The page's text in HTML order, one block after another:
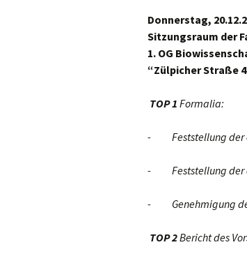
Donnerstag,
Sitzungsraum der
1. OG
“Zülpicher Straße
TOP 1 Formalia:
- Feststellung der
- Feststellung der
- Genehmigung
TOP 2Bericht des